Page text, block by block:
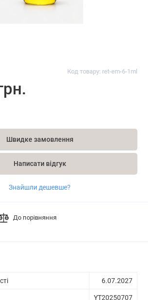
Код товару: ret-em-6-1ml
Швидке замовлення
Написати відгук
Знайшли дешевше?
До порівняння
6.07.2027
YT20250707